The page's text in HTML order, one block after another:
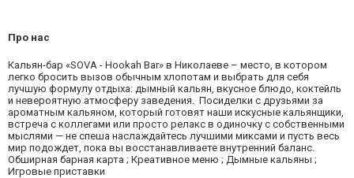
Про нас
Кальян-бар «SOVA - Hookah Bar» в Николаеве – место, в котором
легко бросить вызов обычным хлопотам и выбрать для себя
лучшую формулу отдыха: дымный кальян, вкусное блюдо, коктейль
и невероятную атмосферу заведения. Посиделки с друзьями за
ароматным кальяном, который готовят наши искусные кальянщики,
встреча с коллегами или просто релакс в одиночку с собственными
мыслями — не спеша наслаждайтесь лучшими миксами и пусть весь
мир подождет, пока вы восстанавливаете внутренний баланс.
Обширная барная карта ; Креативное меню ; Дымные кальяны ;
Игровые приставки